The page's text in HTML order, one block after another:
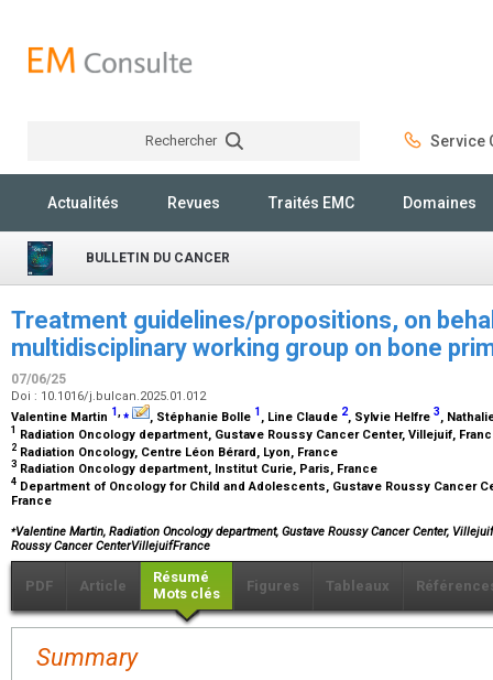
Rechercher Service
Actualités Revues Traités EMC Domaines
BULLETIN DU CANCER
Treatment guidelines/propositions, on
multidisciplinary working group on bone
07/06/25
Doi : 10.1016/j.bulcan.2025.01.012
Valentine Martin 1,⁎ , Stéphanie Bolle 1 , Line Claude 2, Sylvie Helfre 3,
1 Radiation Oncology department, Gustave Roussy Cancer Center, Villejuif,
2 Radiation Oncology, Centre Léon Bérard, Lyon, France
3 Radiation Oncology department, Institut Curie, Paris, France
4 Department of Oncology for Child and Adolescents, Gustave Roussy Cancer
France
⁎Valentine Martin, Radiation Oncology department, Gustave Roussy Cancer Center,
Roussy Cancer CenterVillejuifFrance
PDF Article
Résumé
Mots clés
Figures Tableaux
Summary